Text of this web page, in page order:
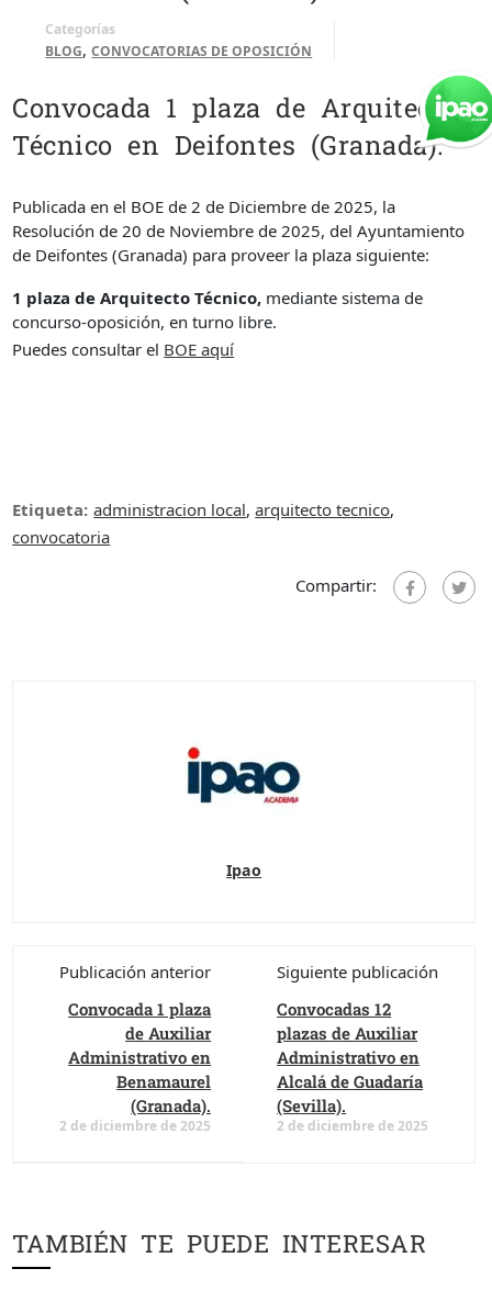
Categorías
BLOG,CONVOCATORIAS DE OPOSICIÓN
Convocada 1 plaza de Arquitecto
Técnico en Deifontes (Granada).
Publicada en el BOE de 2 de Diciembre de 2025, la
Resolución de 20 de Noviembre de 2025, del Ayuntamiento
de Deifontes (Granada) para proveer la plaza siguiente:
1 plaza de Arquitecto Técnico, mediante sistema de
concurso-oposición, en turno libre.
Puedes consultar el BOE aquí
Etiqueta: administracion local,arquitecto tecnico,
convocatoria
Compartir:
Ipao
Publicación anterior
Convocada 1 plaza
de Auxiliar
Administrativo en
Benamaurel
(Granada).
2 de diciembre de 2025
Siguiente publicación
Convocadas 12
plazas de Auxiliar
Administrativo en
Alcalá de Guadaría
(Sevilla).
2 de diciembre de 2025
TAMBIÉN TE PUEDE INTERESAR